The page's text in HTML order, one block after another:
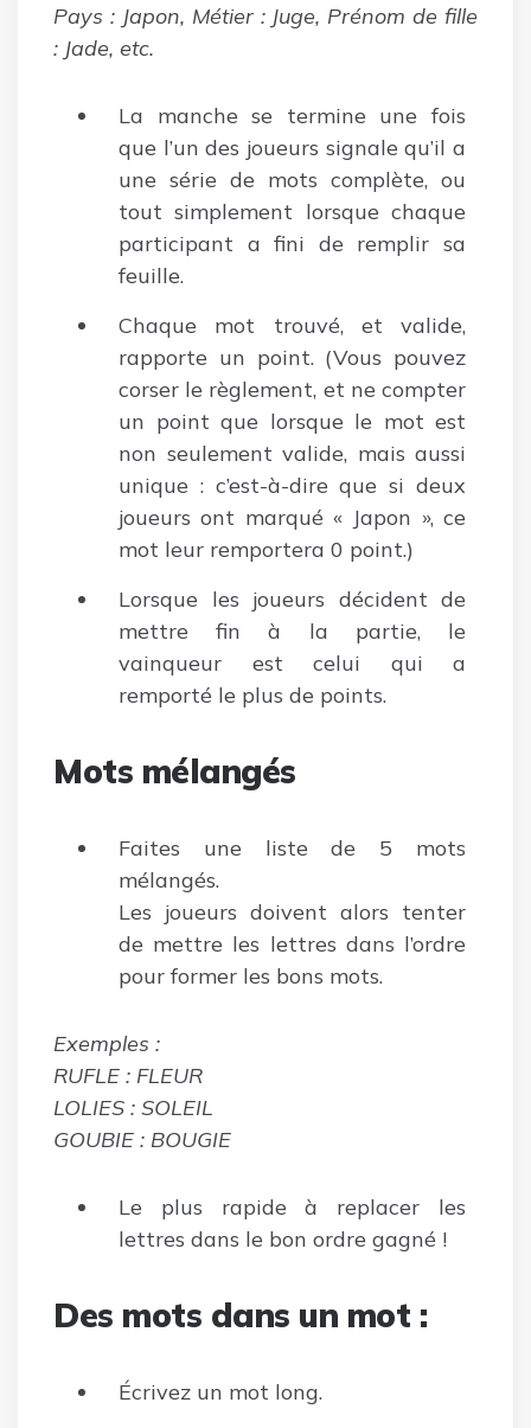
Pays : Japon, Métier : Juge, Prénom de fille
: Jade, etc.
La manche se termine une fois
que l’un des joueurs signale qu’il a
une série de mots complète, ou
tout simplement lorsque chaque
participant a fini de remplir sa
feuille.
Chaque mot trouvé, et valide,
rapporte un point. (Vous pouvez
corser le règlement, et ne compter
un point que lorsque le mot est
non seulement valide, mais aussi
unique : c’est-à-dire que si deux
joueurs ont marqué « Japon », ce
mot leur remportera 0 point.)
Lorsque les joueurs décident de
mettre fin à la partie, le
vainqueur est celui qui a
remporté le plus de points.
Mots mélangés
Faites une liste de 5 mots
mélangés.
Les joueurs doivent alors tenter
de mettre les lettres dans l’ordre
pour former les bons mots.
Exemples :
RUFLE : FLEUR
LOLIES : SOLEIL
GOUBIE : BOUGIE
Le plus rapide à replacer les
lettres dans le bon ordre gagné !
Des mots dans un mot :
Écrivez un mot long.